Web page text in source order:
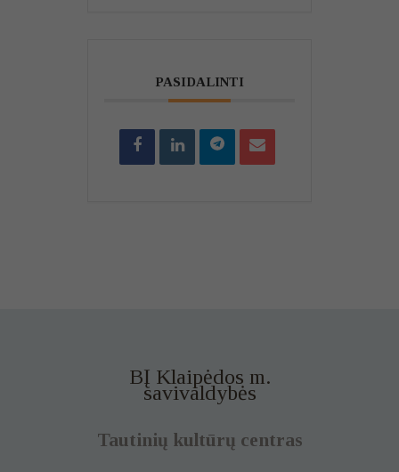
PASIDALINTI
BĮ Klaipėdos m.
savivaldybės
Tautinių kultūrų centras